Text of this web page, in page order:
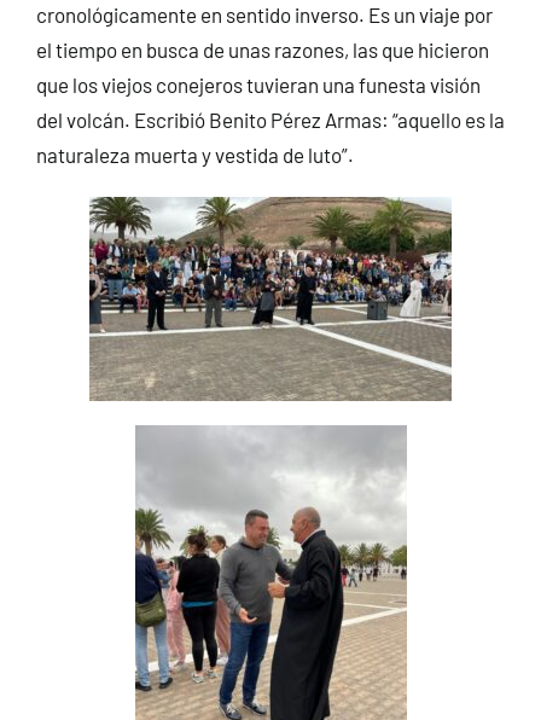
cronológicamente en sentido inverso. Es un viaje por
el tiempo en busca de unas razones, las que hicieron
que los viejos conejeros tuvieran una funesta visión
del volcán. Escribió Benito Pérez Armas: “aquello es la
naturaleza muerta y vestida de luto”.